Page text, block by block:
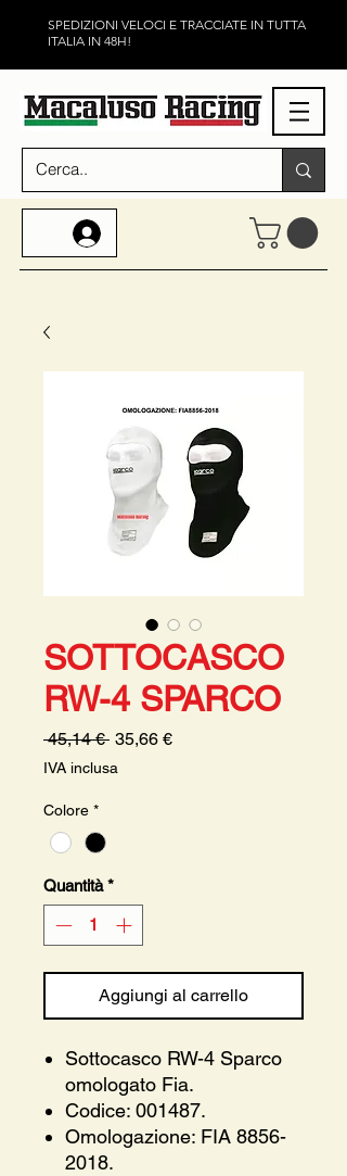
SPEDIZIONI VELOCI E TRACCIATE IN TUTTA
ITALIA IN 48H!
SOTTOCASCO
RW-4 SPARCO
45,14 € Prezzo
35,66 €Prezzo
IVA inclusa
Colore *
Quantità *
Aggiungi al carrello
Sottocasco RW-4 Sparco
omologato Fia.
Codice: 001487.
Omologazione: FIA 8856-
2018.